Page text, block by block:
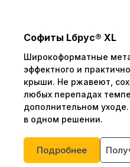
Софиты Lбрус® XL
Широкоформатные
эффектного и
крыши. Не ржавеют,
любых перепадах
дополнительном
в одном решении.
Подробнее